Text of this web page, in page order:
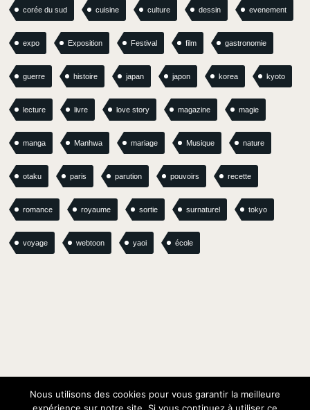
corée du sud cuisine culture dessin evenement
expo Exposition Festival film gastronomie
guerre histoire japan japon korea kyoto
lecture livre love story magazine magie
manga Manhwa mariage Musique nature
otaku paris parution pouvoirs recette
romance royaume sortie surnaturel tokyo
voyage webtoon yaoi école
Nous utilisons des cookies pour vous garantir la meilleure